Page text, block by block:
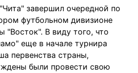
завершил очередной по
футбольном дивизионе
"Восток". В виду того, что
еще в начале турнира
первенства страны,
были провести свою